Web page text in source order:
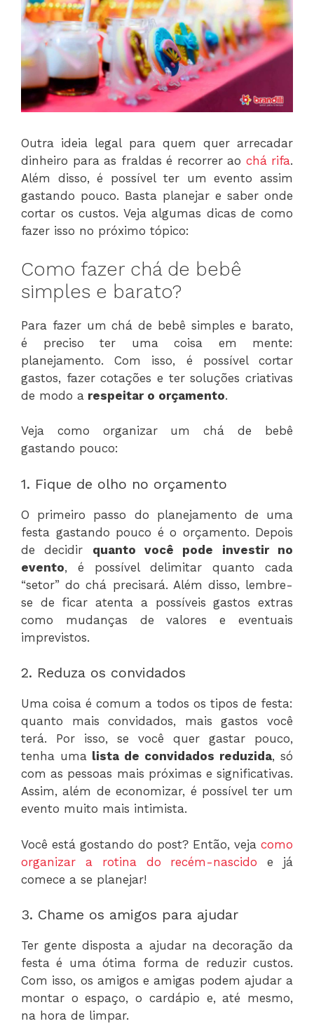
Outra ideia legal para quem quer arrecadar
dinheiro para as fraldas é recorrer ao chá rifa.
Além disso, é possível ter um evento assim
gastando pouco. Basta planejar e saber onde
cortar os custos. Veja algumas dicas de como
fazer isso no próximo tópico:
Como fazer chá de bebê
simples e barato?
Para fazer um chá de bebê simples e barato,
é preciso ter uma coisa em mente:
planejamento. Com isso, é possível cortar
gastos, fazer cotações e ter soluções criativas
de modo a respeitar o orçamento.
Veja como organizar um chá de bebê
gastando pouco:
1. Fique de olho no orçamento
O primeiro passo do planejamento de uma
festa gastando pouco é o orçamento. Depois
de decidir quanto você pode investir no
evento, é possível delimitar quanto cada
“setor” do chá precisará. Além disso, lembre-
se de ficar atenta a possíveis gastos extras
como mudanças de valores e eventuais
imprevistos.
2. Reduza os convidados
Uma coisa é comum a todos os tipos de festa:
quanto mais convidados, mais gastos você
terá. Por isso, se você quer gastar pouco,
tenha uma lista de convidados reduzida, só
com as pessoas mais próximas e significativas.
Assim, além de economizar, é possível ter um
evento muito mais intimista.
Você está gostando do post? Então, veja como
organizar a rotina do recém-nascido e já
comece a se planejar!
3. Chame os amigos para ajudar
Ter gente disposta a ajudar na decoração da
festa é uma ótima forma de reduzir custos.
Com isso, os amigos e amigas podem ajudar a
montar o espaço, o cardápio e, até mesmo,
na hora de limpar.